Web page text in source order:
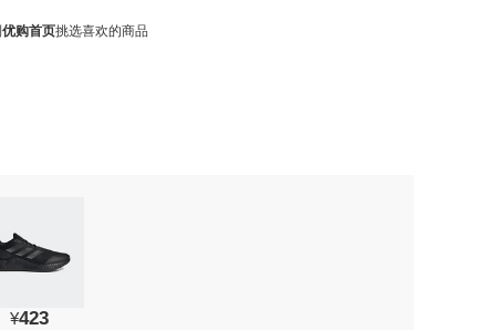
优购首页挑选喜欢的商品
¥423